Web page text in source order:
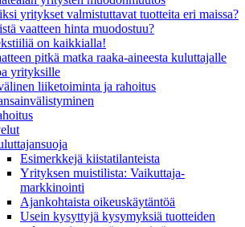
yritykset valmistuttavat tuotteita eri maissa?
vaatteen hinta muodostuu?
on kaikkialla!
pitkä matka raaka-aineesta kuluttajalle
yrityksille
liiketoiminta ja rahoitus
Esimerkkejä kiistatilanteista
Yrityksen muistilista: Vaikuttaja­
markkinointi
Ajankohtaista oikeuskäytäntöä
Usein kysyttyjä kysymyksiä tuotteiden